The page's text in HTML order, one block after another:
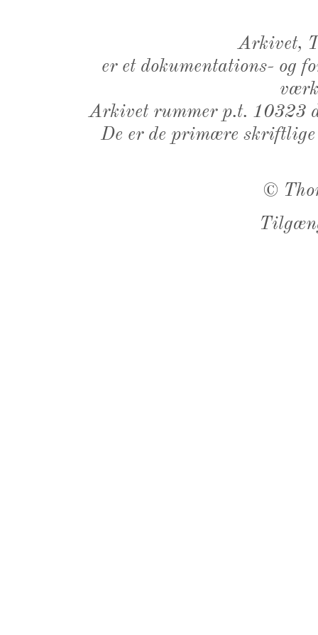
Arkivet,
er et dokumentations- og
Arkivet rummer p.t. 10323
De er de primære
©